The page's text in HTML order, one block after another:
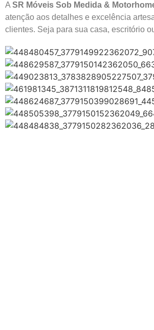
A SR Móveis Sob Medida &
atenção aos detalhes e excelência
clientes. Seja para sua casa, escritório